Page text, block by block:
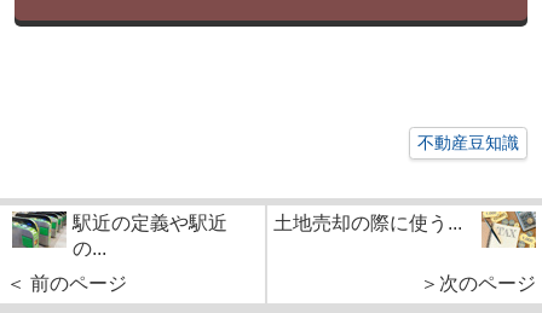
不動産豆知識
駅近の定義や駅近
の...
＜ 前のページ
土地売却の際に使う...
＞次のページ